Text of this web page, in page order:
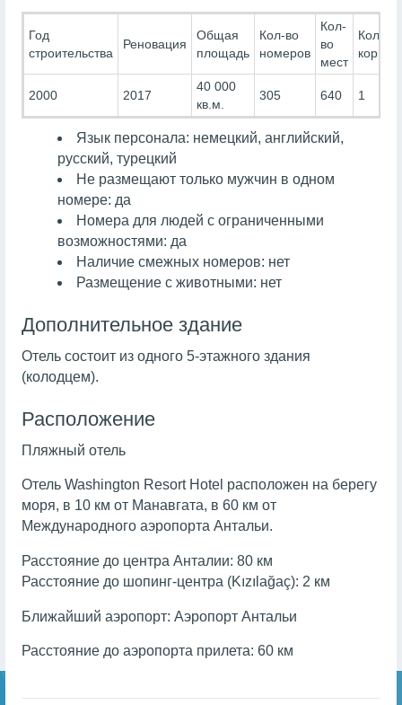
Год
строительства
Реновация
Общая
площадь
Кол-во
номеров
Кол-
во
мест
Кол-во
2000 2017
40 000
кв.м.
305 640 1
Язык персонала: немецкий, английский,
русский, турецкий
Не размещают только мужчин в одном
номере: да
Номера для людей с ограниченными
возможностями: да
Наличие смежных номеров: нет
Размещение с животными: нет
Дополнительное здание
Отель состоит из одного 5-этажного здания
(колодцем).
Расположение
Пляжный отель
Отель Washington Resort Hotel расположен на берегу
моря, в 10 км от Манавгата, в 60 км от
Международного аэропорта Антальи.
Расстояние до центра Анталии: 80 км
Расстояние до шопинг-центра (Kızılağaç): 2 км
Ближайший аэропорт: Аэропорт Антальи
Расстояние до аэропорта прилета: 60 км